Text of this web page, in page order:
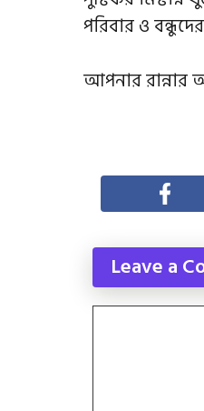
পরিবার ও
আপনার রান্নার
Leave a